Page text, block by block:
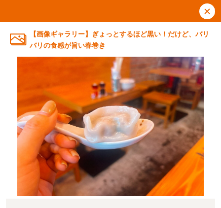
【画像ギャラリー】ぎょっとするほど黒い！だけど、バリ
バリの食感が旨い春巻き